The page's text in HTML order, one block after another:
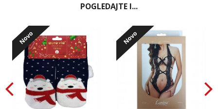
POGLEDAJTE I...
Novo Novo